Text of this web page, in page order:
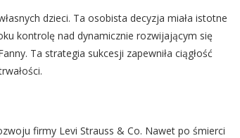
dzieci. Ta osobista decyzja miała istotne
kontrolę nad dynamicznie rozwijającym się
Ta strategia sukcesji zapewniła ciągłość
firmy Levi Strauss & Co. Nawet po śmierci